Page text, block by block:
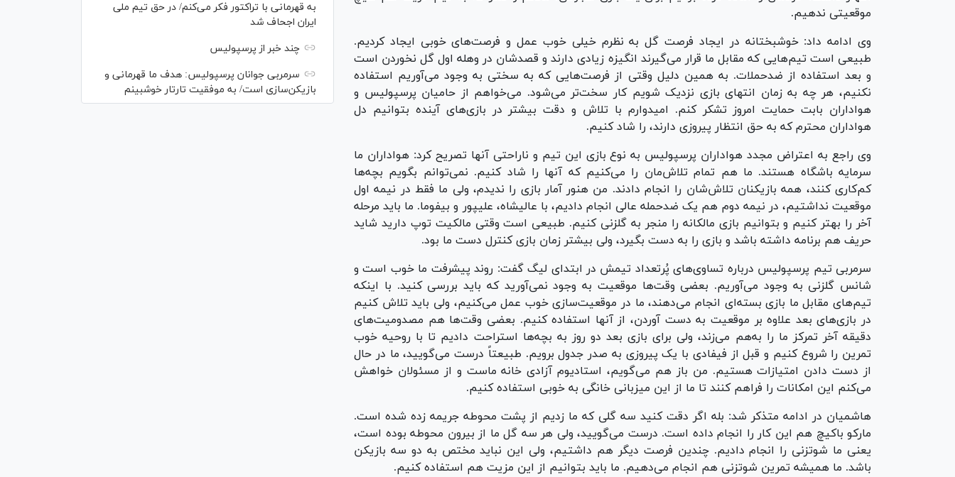
موقعیتی ندهیم.
وی ادامه داد: خوشبختانه در ایجاد فرصت گل به نظرم خیلی خوب عمل و فرصت‌های خوبی ایجاد کردیم.
طبیعی است تیم‌هایی که مقابل ما قرار می‌گیرند انگیزه زیادی دارند و قصدشان در وهله اول گل نخوردن است
و بعد استفاده از ضدحملات. به همین دلیل وقتی از فرصت‌هایی که به سختی به وجود می‌آوریم استفاده
نکنیم، هر چه به زمان انتهای بازی نزدیک شویم کار سخت‌تر می‌شود. می‌خواهم از حامیان پرسپولیس و
هواداران بابت حمایت امروز تشکر کنم. امیدوارم با تلاش و دقت بیشتر در بازی‌های آینده بتوانیم دل
هواداران محترم که به حق انتظار پیروزی دارند، را شاد کنیم.
وی راجع به اعتراض مجدد هواداران پرسپولیس به نوع بازی این تیم و ناراحتی آنها تصریح کرد: هواداران ما
سرمایه باشگاه هستند. ما هم تمام تلاش‌مان را می‌کنیم که آنها را شاد کنیم. نمی‌توانم بگویم بچه‌ها
کم‌کاری کنند، همه بازیکنان تلاش‌شان را انجام دادند. من هنور آمار بازی را ندیدم، ولی ما فقط در نیمه اول
موقعیت نداشتیم، در نیمه دوم هم یک ضدحمله عالی انجام دادیم، با عالیشاه، علیپور و بیفوما. ما باید مرحله
آخر را بهتر کنیم و بتوانیم بازی مالکانه را منجر به گلزنی کنیم. طبیعی است وقتی مالکیت توپ دارید شاید
حریف هم برنامه داشته باشد و بازی را به دست بگیرد، ولی بیشتر زمان بازی کنترل دست ما بود.
سرمربی تیم پرسپولیس درباره تساوی‌های پُرتعداد تیمش در ابتدای لیگ گفت: روند پیشرفت ما خوب است و
شانس گلزنی به وجود می‌آوریم. بعضی وقت‌ها موقعیت به وجود نمی‌آورید که باید بررسی کنید. با اینکه
تیم‌های مقابل ما بازی بسته‌ای انجام می‌دهند، ما در موقعیت‌سازی خوب عمل می‌کنیم، ولی باید تلاش کنیم
در بازی‌های بعد علاوه بر موقعیت به دست آوردن، از آنها استفاده کنیم. بعضی وقت‌ها هم مصدومیت‌های
دقیقه آخر تمرکز ما را به‌هم می‌زند، ولی برای بازی بعد دو روز به بچه‌ها استراحت دادیم تا با روحیه خوب
تمرین را شروع کنیم و قبل از فیفادی با یک پیروزی به صدر جدول برویم. طبیعتاً درست می‌گویید، ما در حال
از دست دادن امتیازات هستیم. من باز هم می‌گویم، استادیوم آزادی خانه ماست و از مسئولان خواهش
می‌کنم این امکانات را فراهم کنند تا ما از این میزبانی خانگی به خوبی استفاده کنیم.
هاشمیان در ادامه متذکر شد: بله اگر دقت کنید سه گلی که ما زدیم از پشت محوطه جریمه زده شده است.
مارکو باکیچ هم این کار را انجام داده است. درست می‌گویید، ولی هر سه گل ما از بیرون محوطه بوده است،
یعنی ما شوتزنی را انجام دادیم. چندین فرصت دیگر هم داشتیم، ولی این نباید مختص به دو سه بازیکن
باشد. ما همیشه تمرین شوتزنی هم انجام می‌دهیم. ما باید بتوانیم از این مزیت هم استفاده کنیم.
به قهرمانی با تراکتور فکر می‌کنم/ در حق تیم ملی
ایران اجحاف شد
چند خبر از پرسپولیس
سرمربی جوانان پرسپولیس: هدف ما قهرمانی و
بازیکن‌سازی است/ به موفقیت تارتار خوشبینم